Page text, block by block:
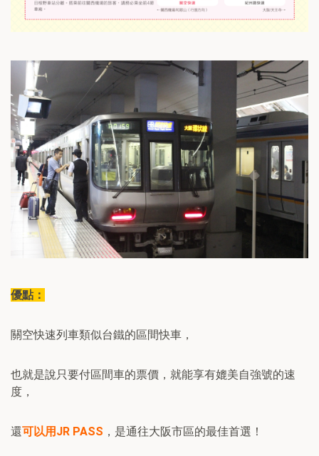
優點：
關空快速列車類似台鐵的區間快車，
也就是說只要付區間車的票價，就能享有媲美自強號的速
度，
還可以用JR PASS ，是通往大阪市區的最佳首選！